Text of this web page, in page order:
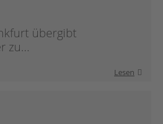
übergibt
zu...
Lesen